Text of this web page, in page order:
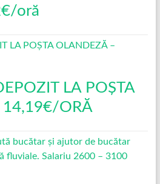
oră
LA POȘTA
ORĂ